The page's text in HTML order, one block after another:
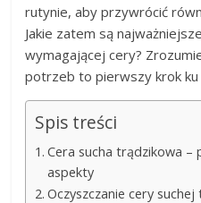
rutynie, aby przywrócić
Jakie zatem są
wymagającej cery?
potrzeb to pierwszy krok
Spis treści
Cera sucha trądzikowa –
aspekty
Oczyszczanie cery